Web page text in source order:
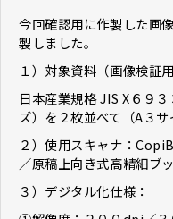
今回確認用に作製した画
製しました。
１）対象資料（画像検証
日本産業規格 JIS X６９
ズ）を２枚並べて（A３
２）使用スキャナ：
／原稿上向き式高精細ブ
３）デジタル化仕様：